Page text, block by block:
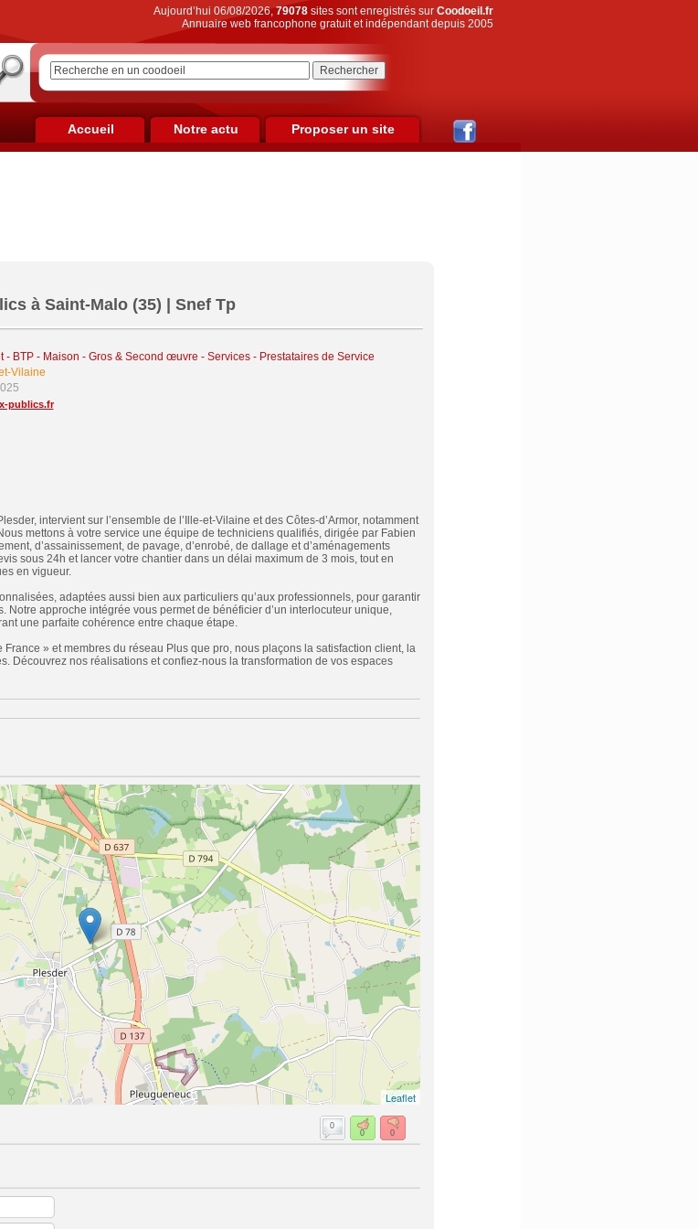
Aujourd’hui 06/08/2026,79078sites sont enregistrés sur Coodoeil.fr
Annuaire web francophone gratuit et indépendant depuis 2005
Accueil Notre actu Proposer un site
à Saint-Malo (35) | Snef Tp
- BTP - Maison - Gros & Second œuvre - Services - Prestataires de Service
Vilaine
publics.fr
intervient sur l’ensemble de l’Ille-et-Vilaine et des Côtes-d’Armor, notamment
mettons à votre service une équipe de techniciens qualifiés, dirigée par Fabien
d’assainissement, de pavage, d’enrobé, de dallage et d’aménagements
sous 24h et lancer votre chantier dans un délai maximum de 3 mois, tout en
en vigueur.
adaptées aussi bien aux particuliers qu’aux professionnels, pour garantir
Notre approche intégrée vous permet de bénéficier d’un interlocuteur unique,
une parfaite cohérence entre chaque étape.
» et membres du réseau Plus que pro, nous plaçons la satisfaction client, la
Découvrez nos réalisations et confiez-nous la transformation de vos espaces
Leaflet
0
0
0